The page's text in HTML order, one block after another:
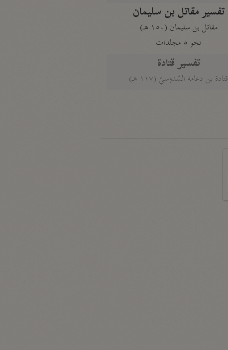
تفسير مقاتل بن سليمان
مقاتل بن سليمان (١٥٠ هـ)
نحو ٥ مجلدات
تفسير قتادة
قتادة بن دعامة السّدوسيّ (١١٧ هـ)